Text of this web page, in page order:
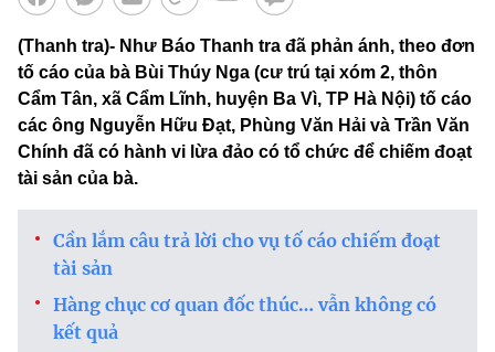
(Thanh tra)- Như Báo Thanh tra đã phản ánh, theo đơn
tố cáo của bà Bùi Thúy Nga (cư trú tại xóm 2, thôn
Cẩm Tân, xã Cẩm Lĩnh, huyện Ba Vì, TP Hà Nội) tố cáo
các ông Nguyễn Hữu Đạt, Phùng Văn Hải và Trần Văn
Chính đã có hành vi lừa đảo có tổ chức để chiếm đoạt
tài sản của bà.
Cần lắm câu trả lời cho vụ tố cáo chiếm đoạt
tài sản
Hàng chục cơ quan đốc thúc… vẫn không có
kết quả